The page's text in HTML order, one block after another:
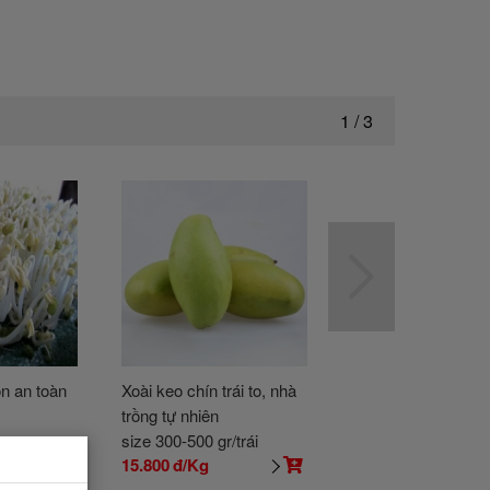
1 /3
an toàn
Xoài keo chín trái to, nhà
trồng tự nhiên
size 300-500 gr/trái
15.800đ/Kg